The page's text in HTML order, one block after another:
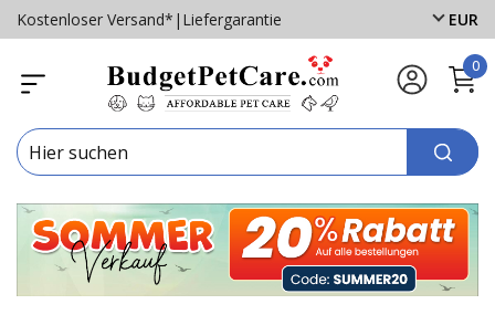
Kostenloser Versand* | Liefergarantie EUR
0